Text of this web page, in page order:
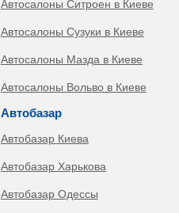
Автосалоны Ситроен в Киеве
Автосалоны Сузуки в Киеве
Автосалоны Мазда в Киеве
Автосалоны Вольво в Киеве
Автобазар
Автобазар Киева
Автобазар Харькова
Автобазар Одессы